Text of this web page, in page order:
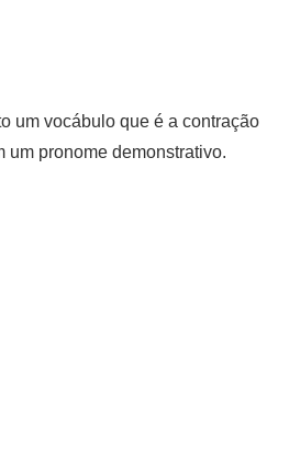
um vocábulo que é a contração
um pronome demonstrativo.